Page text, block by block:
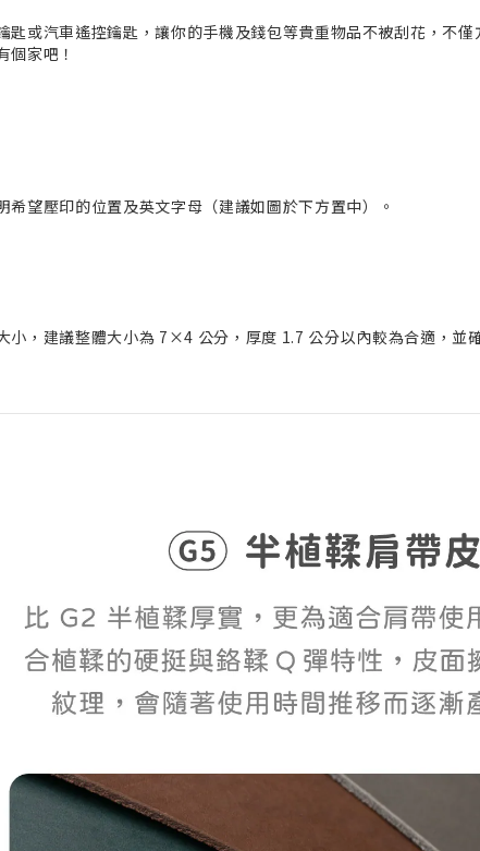
或汽車遙控鑰匙，讓你的手機及錢包等貴重物品不被刮花，不
家吧！
望壓印的位置及英文字母（建議如圖於下方置中）。
，建議整體大小為 7×4 公分，厚度 1.7 公分以內較為合適，並